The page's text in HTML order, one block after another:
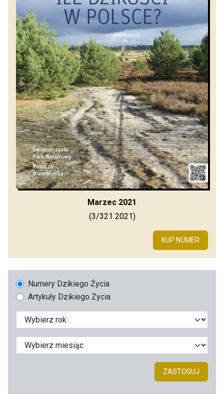
Marzec 2021
(3/321 2021)
KUP NUMER
Numery Dzikiego Życia
Artykuły Dzikiego Życia
ZASTOSUJ